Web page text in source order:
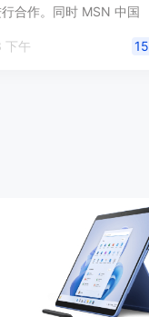
合作。同时 MSN 中国
, 10:43 下午
15